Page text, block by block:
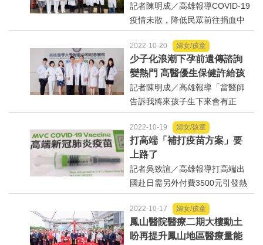
東南亞國家牙...
記者陳明成／高雄報導COVID-19
疫情未散，降低民眾前往捐血中
心捐血意願，致使捐血中心面臨3
0年來血液庫存的新低點，高雄地
區A型、B型及O型血更是告急，
庫存量不足4天之用量，衝擊各地
醫療單位...
2022-10-20 婦女/孩童
少子化浪潮下孕前遺傳諮詢
變熱門 高醫優生保健許給孩
子健康的未來
記者陳明成／高雄報導「當醫師
告訴我將來孩子生下來會有正
常、遺傳海洋性貧血、換血或是
胎死腹中等4種可能時，我當下崩
潰痛哭!」一名結婚年餘不孕，好
不容易經試管嬰兒療程後才順利
懷孕的38歲陳姓女子，...
2022-10-19 婦女/孩童
打高端「補打疫苗方案」要
上路了
記者吳致諠／高雄報導打高端出
國赴日需另外付費3500元引發熱
議，指揮中心拋出正研議是否開
放加打，已進入簽核程序。衛福
部長薛瑞元今（19日）受訪時被
問及何時上路實施？他僅簡短回
2022-10-17 婦女/孩童
鳳山醫院醫療二期大樓動土
盼再提升鳳山地區醫療量能